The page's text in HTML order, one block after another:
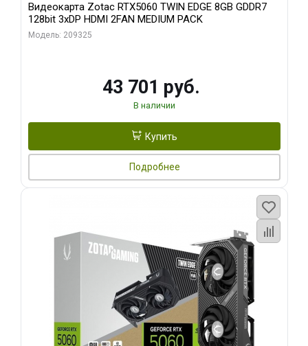
Видеокарта Zotac RTX5060 TWIN EDGE 8GB GDDR7
128bit 3xDP HDMI 2FAN MEDIUM PACK
Модель: 209325
43 701 руб.
В наличии
Купить
Подробнее